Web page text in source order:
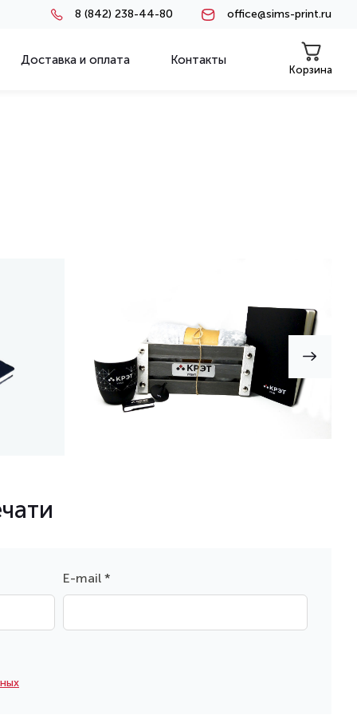
8 (842) 238-44-80 office@sims-print.ru
Доставка и оплата Контакты
Корзина
E-mail *